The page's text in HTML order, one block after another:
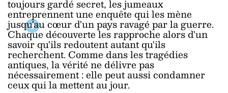
toujours gardé secret, les jumeaux
entreprennent une enquête qui les mène
jusqu'au cœur d'un pays ravagé par la guerre.
Chaque découverte les rapproche alors d'un
savoir qu'ils redoutent autant qu'ils
recherchent. Comme dans les tragédies
antiques, la vérité ne délivre pas
nécessairement : elle peut aussi condamner
ceux qui la mettent au jour.